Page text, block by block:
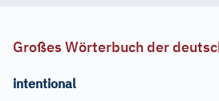
Großes Wörterbuch der
intentional